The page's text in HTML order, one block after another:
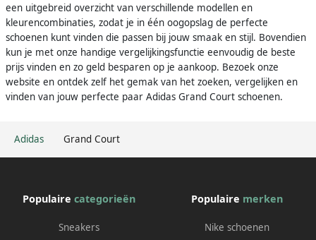
Adidas Grand Court
een uitgebreid overzicht van verschillende modellen en
kleurencombinaties, zodat je in één oogopslag de perfecte
schoenen kunt vinden die passen bij jouw smaak en stijl. Bovendien
kun je met onze handige vergelijkingsfunctie eenvoudig de beste
prijs vinden en zo geld besparen op je aankoop. Bezoek onze
website en ontdek zelf het gemak van het zoeken, vergelijken en
vinden van jouw perfecte paar Adidas Grand Court schoenen.
Populaire categorieën
Sneakers
Populaire merken
Nike schoenen